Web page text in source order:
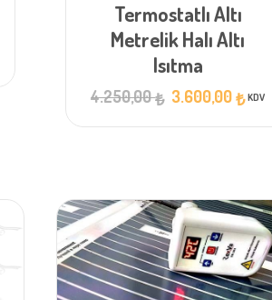
Termostatlı Altı
Metrelik Halı Altı
Isıtma
4.250,00₺
Orijinal
fiyat:
3.600,00₺andaki
KDV